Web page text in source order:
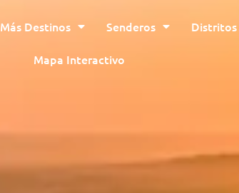
Más Destinos Senderos Distritos
Mapa Interactivo